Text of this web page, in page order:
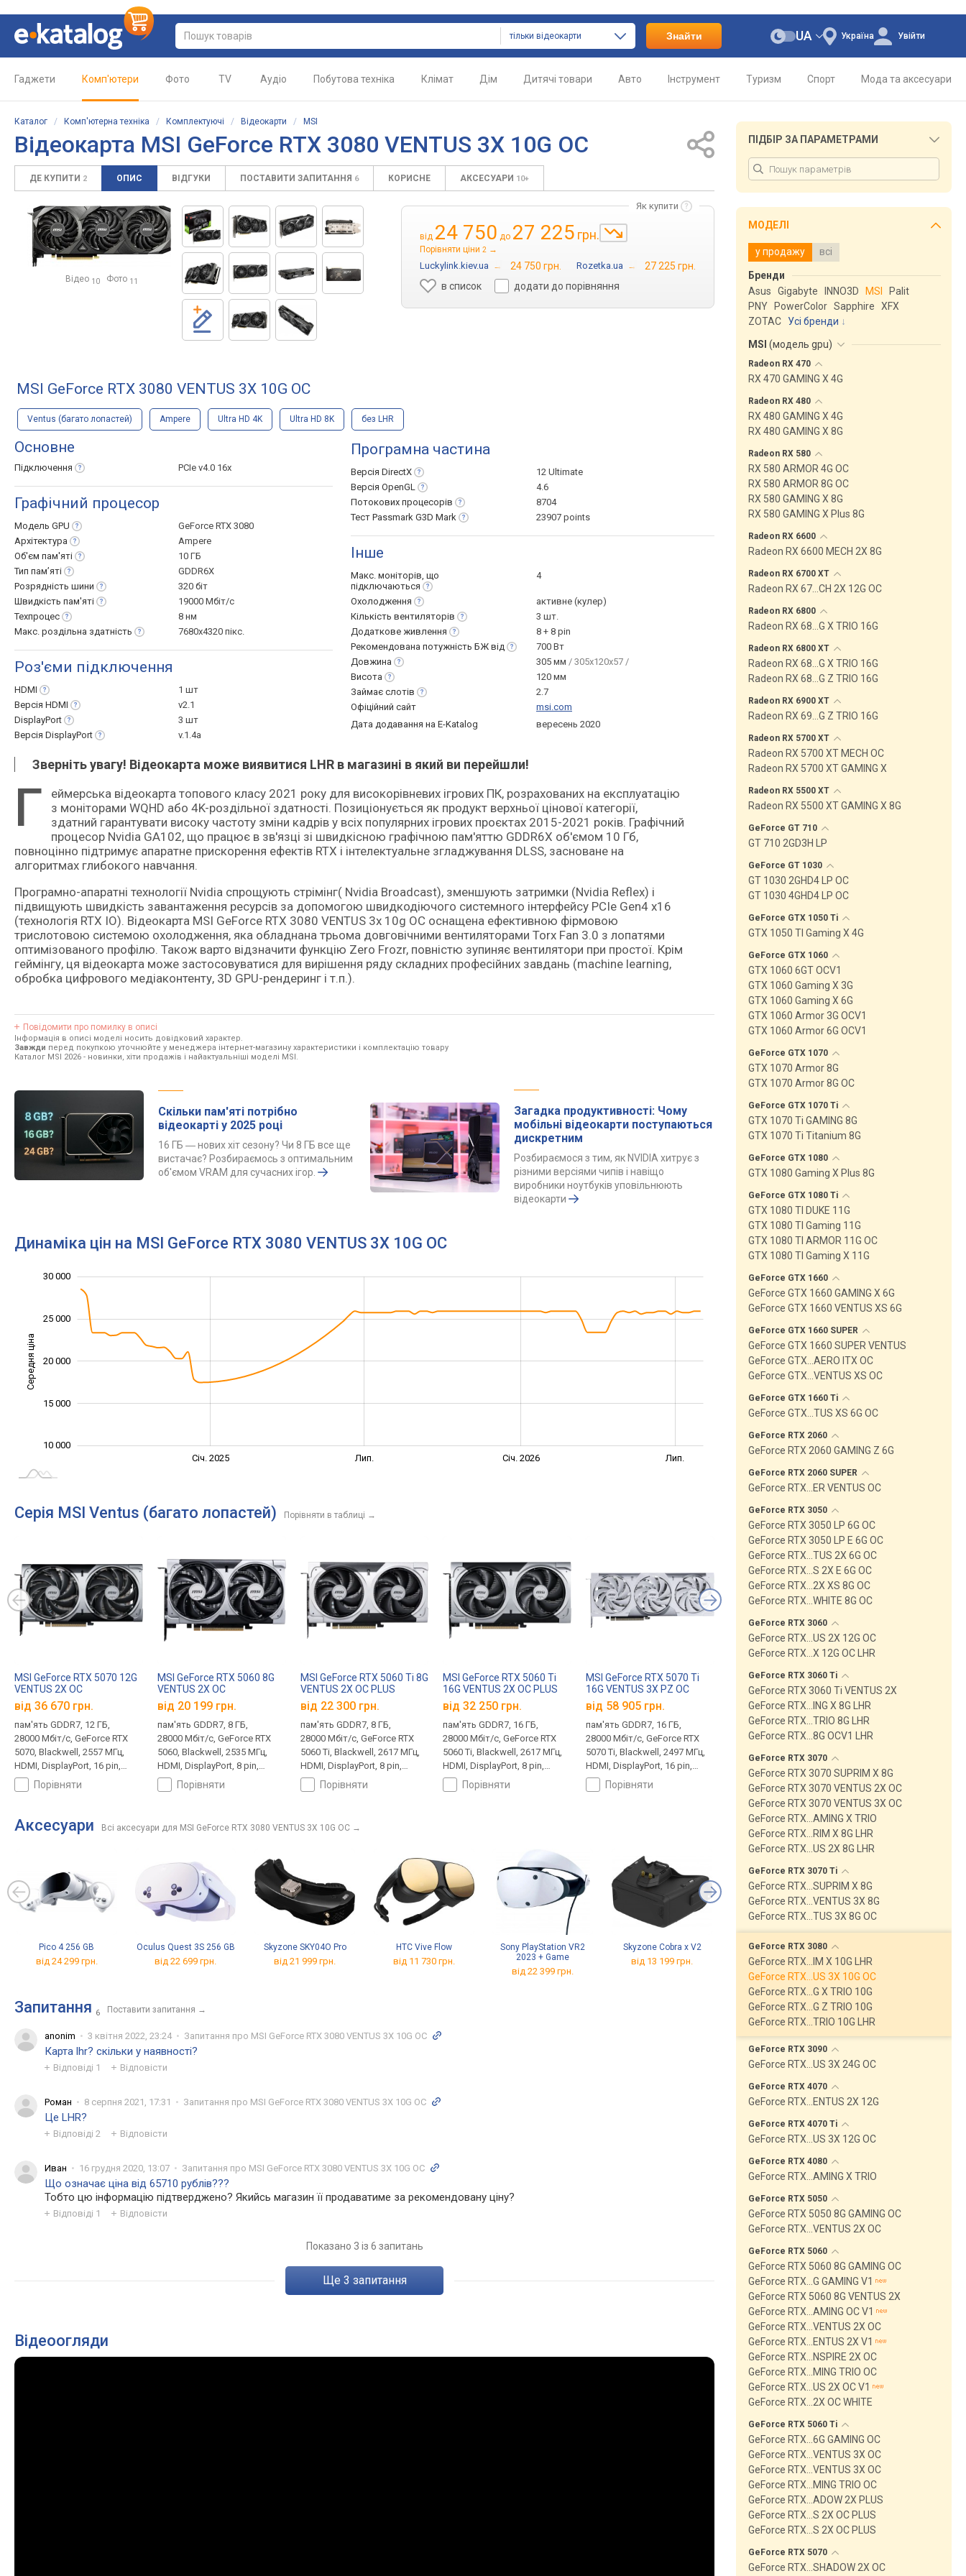
тільки відеокарти Знайти Україна
UA Увійти
Гаджети Комп'ютери Фото TV Аудіо Побутова техніка Клімат Дім Дитячі товари Авто Інструмент Туризм Спорт Мода та аксесуари
Каталог / Комп'ютерна техніка / Комплектуючі / Відеокарти / MSI
Відеокарта MSI GeForce RTX 3080 VENTUS 3X 10G OC
ДЕ КУПИТИ 2 ОПИС ВІДГУКИ ПОСТАВИТИ ЗАПИТАННЯ 6 КОРИСНЕ АКСЕСУАРИ 10+
Відео 10 Фото 11
Як купити
від 24 750 до 27 225 грн.
Порівняти ціни 2 →
Luckylink.kiev.ua → 24 750 грн. Rozetka.ua →
27 225 грн.
в список
додати до порівняння
MSI GeForce RTX 3080 VENTUS 3X 10G OC
Ventus (багато лопастей) Ampere Ultra HD 4K Ultra HD 8K без LHR
Основне
Підключення PCIe v4.0 16x
Графічний процесор
Модель GPU
GeForce RTX 3080
Архітектура
Ampere
Об'єм пам'яті
10 ГБ
Тип пам’яті
GDDR6X
Розрядність шини
320 біт
Швидкість пам'яті
19000 Мбіт/с
Техпроцес
8 нм
Макс. роздільна здатність 7680x4320 пікс.
Роз'єми підключення
HDMI
1 шт
Версія HDMI
v2.1
DisplayPort
3 шт
Версія DisplayPort v.1.4a
Програмна частина
Версія DirectX
12 Ultimate
Версія OpenGL
4.6
Потокових процесорів
8704
Тест Passmark G3D Mark 23907 points
Інше
Макс. моніторів, що
підключаються
4
Охолодження
активне (кулер)
Кількість вентиляторів
3 шт.
Додаткове живлення
8 + 8 pin
Рекомендована потужність БЖ від
700 Вт
Довжина
305 мм / 305x120x57 /
Висота
120 мм
Займає слотів
2.7
Офіційний сайт
msi.com
Дата додавання на E-Katalog
вересень 2020
Зверніть увагу! Відеокарта може виявитися LHR в магазині в який ви перейшли!
Г
еймерська відеокарта топового класу 2021 року для високорівневих ігрових ПК, розрахованих на експлуатацію
з моніторами WQHD або 4K-роздільної здатності. Позиціонується як продукт верхньої цінової категорії,
здатний гарантувати високу частоту зміни кадрів у всіх популярних ігрових проєктах 2015-2021 років. Графічний
процесор Nvidia GA102, що працює в зв'язці зі швидкісною графічною пам'яттю GDDR6X об'ємом 10 Гб,
повноцінно підтримує апаратне прискорення ефектів RTX і інтелектуальне згладжування DLSS, засноване на
алгоритмах глибокого навчання.
Програмно-апаратні технології Nvidia спрощують стрімінг( Nvidia Broadcast), зменшують затримки (Nvidia Reflex) і
підвищують швидкість завантаження ресурсів за допомогою швидкодіючого системного інтерфейсу PCIe Gen4 x16
(технологія RTX IO). Відеокарта MSI GeForce RTX 3080 VENTUS 3x 10g OC оснащена ефективною фірмовою
трислотовою системою охолодження, яка обладнана трьома довговічними вентиляторами Torx Fan 3.0 з лопатями
оптимізованого профілю. Також варто відзначити функцію Zero Frozr, повністю зупиняє вентилятори при простої. Крім
геймінгу, ця відеокарта може застосовуватися для вирішення ряду складних професійних завдань (machine learning,
обробка цифрового медіаконтенту, 3D GPU-рендеринг і т.п.).
Повідомити про помилку в описі
Інформація в описі моделі носить довідковий характер.
Завжди перед покупкою уточнюйте у менеджера інтернет-магазину характеристики і комплектацію товару
Каталог MSI 2026 - новинки, хіти продажів і найактуальніші моделі MSI.
Скільки пам'яті потрібно
відеокарті у 2025 році
16 ГБ ― нових хіт сезону? Чи 8 ГБ все ще
вистачає? Розбираємось з оптимальним
об'ємом VRAM для сучасних ігор.
Загадка продуктивності: Чому
мобільні відеокарти поступаються
дискретним
Розбираємося з тим, як NVIDIA хитрує з
різними версіями чипів і навіщо
виробники ноутбуків уповільнюють
відеокарти
Динаміка цін на MSI GeForce RTX 3080 VENTUS 3X 10G OC
Середня ціна 10 000
10 000
15 000
20 000
25 000
30 000
Січ. 2025 Лип. Січ. 2026 Лип.
Серія MSI Ventus (багато лопастей) Порівняти в таблиці →
MSI GeForce RTX 5070 12G
VENTUS 2X OC
від 36 670 грн.
пам'ять GDDR7, 12 ГБ,
28000 Мбіт/с, GeForce RTX
5070, Blackwell, 2557 МГц,
HDMI, DisplayPort, 16 pin,
250 Втпорівняти
MSI GeForce RTX 5060 8G
VENTUS 2X OC
від 20 199 грн.
пам'ять GDDR7, 8 ГБ,
28000 Мбіт/с, GeForce RTX
5060, Blackwell, 2535 МГц,
HDMI, DisplayPort, 8 pin,
145 Втпорівняти
MSI GeForce RTX 5060 Ti 8G
VENTUS 2X OC PLUS
від 22 300 грн.
пам'ять GDDR7, 8 ГБ,
28000 Мбіт/с, GeForce RTX
5060 Ti, Blackwell, 2617 МГц,
HDMI, DisplayPort, 8 pin,
180 Втпорівняти
MSI GeForce RTX 5060 Ti
16G VENTUS 2X OC PLUS
від 32 250 грн.
пам'ять GDDR7, 16 ГБ,
28000 Мбіт/с, GeForce RTX
5060 Ti, Blackwell, 2617 МГц,
HDMI, DisplayPort, 8 pin,
180 Втпорівняти
MSI GeForce RTX 5070 Ti
16G VENTUS 3X PZ OC
від 58 905 грн.
пам'ять GDDR7, 16 ГБ,
28000 Мбіт/с, GeForce RTX
5070 Ti, Blackwell, 2497 МГц,
HDMI, DisplayPort, 16 pin,
300 Вт, White Edition
порівняти
MSI GeForce RTX 3060 Ti
VENTUS 2X 8G OCV1 LHR
від 13 999 грн.
пам'ять GDDR6, 8 ГБ,
14000 Мбіт/с, GeForce RTX
3060 Ti, Ampere, 1695 МГц,
200 Втпорівняти
16G VENTUS 3X OC
28000 Мбіт/с,
300 Вт порівняти
Аксесуари Всі аксесуари для MSI GeForce RTX 3080 VENTUS 3X 10G OC →
Pico 4 256 GB
від 24 299 грн.
Oculus Quest 3S 256 GB
від 22 699 грн.
Skyzone SKY04O Pro
від 21 999 грн.
HTC Vive Flow
від 11 730 грн.
Sony PlayStation VR2
2023 + Game
від 22 399 грн.
Skyzone Cobra x V2
від 13 199 грн.
Oculus Quest 3 128 GB
від 18 839 грн. від 18 813 грн.
Запитання 6 Поставити запитання →
anonim 3 квітня 2022, 23:24 Запитання про MSI GeForce RTX 3080 VENTUS 3X 10G OC
Карта lhr? скільки у наявності?
Відповіді 1 Відповісти
Роман 8 серпня 2021, 17:31 Запитання про MSI GeForce RTX 3080 VENTUS 3X 10G OC
Це LHR?
Відповіді 2 Відповісти
Иван 16 грудня 2020, 13:07 Запитання про MSI GeForce RTX 3080 VENTUS 3X 10G OC
Що означає ціна від 65710 рублів???
Тобто цю інформацію підтверджено? Якийсь магазин її продаватиме за рекомендовану ціну?
Відповіді 1 Відповісти
Показано 3 із 6 запитань
ще 3 запитання
Відеоогляди
ПІДБІР ЗА ПАРАМЕТРАМИ
МОДЕЛІ
у продажу всі
Бренди
Asus
Gigabyte INNO3D MSI
Palit
PNY
PowerColor Sapphire
XFX
ZOTAC
Усі бренди
MSI (модель gpu)
Radeon RX 470
RX 470 GAMING X 4G
Radeon RX 480
RX 480 GAMING X 4G
RX 480 GAMING X 8G
Radeon RX 580
RX 580 ARMOR 4G OC
RX 580 ARMOR 8G OC
RX 580 GAMING X 8G
RX 580 GAMING X Plus 8G
Radeon RX 6600
Radeon RX 6600 MECH 2X 8G
Radeon RX 6700 XT
Radeon RX 67…CH 2X 12G OC
Radeon RX 6800
Radeon RX 68…G X TRIO 16G
Radeon RX 6800 XT
Radeon RX 68…G X TRIO 16G
Radeon RX 68…G Z TRIO 16G
Radeon RX 6900 XT
Radeon RX 69…G Z TRIO 16G
Radeon RX 5700 XT
Radeon RX 5700 XT MECH OC
Radeon RX 5700 XT GAMING X
Radeon RX 5500 XT
Radeon RX 5500 XT GAMING X 8G
GeForce GT 710
GT 710 2GD3H LP
GeForce GT 1030
GT 1030 2GHD4 LP OC
GT 1030 4GHD4 LP OC
GeForce GTX 1050 Ti
GTX 1050 TI Gaming X 4G
GeForce GTX 1060
GTX 1060 6GT OCV1
GTX 1060 Gaming X 3G
GTX 1060 Gaming X 6G
GTX 1060 Armor 3G OCV1
GTX 1060 Armor 6G OCV1
GeForce GTX 1070
GTX 1070 Armor 8G
GTX 1070 Armor 8G OC
GeForce GTX 1070 Ti
GTX 1070 Ti GAMING 8G
GTX 1070 Ti Titanium 8G
GeForce GTX 1080
GTX 1080 Gaming X Plus 8G
GeForce GTX 1080 Ti
GTX 1080 TI DUKE 11G
GTX 1080 TI Gaming 11G
GTX 1080 TI ARMOR 11G OC
GTX 1080 TI Gaming X 11G
GeForce GTX 1660
GeForce GTX 1660 GAMING X 6G
GeForce GTX 1660 VENTUS XS 6G
GeForce GTX 1660 SUPER
GeForce GTX 1660 SUPER VENTUS
GeForce GTX…AERO ITX OC
GeForce GTX…VENTUS XS OC
GeForce GTX 1660 Ti
GeForce GTX…TUS XS 6G OC
GeForce RTX 2060
GeForce RTX 2060 GAMING Z 6G
GeForce RTX 2060 SUPER
GeForce RTX…ER VENTUS OC
GeForce RTX 3050
GeForce RTX 3050 LP 6G OC
GeForce RTX 3050 LP E 6G OC
GeForce RTX…TUS 2X 6G OC
GeForce RTX…S 2X E 6G OC
GeForce RTX…2X XS 8G OC
GeForce RTX…WHITE 8G OC
GeForce RTX 3060
GeForce RTX…US 2X 12G OC
GeForce RTX…X 12G OC LHR
GeForce RTX 3060 Ti
GeForce RTX 3060 Ti VENTUS 2X
GeForce RTX…ING X 8G LHR
GeForce RTX…TRIO 8G LHR
GeForce RTX…8G OCV1 LHR
GeForce RTX 3070
GeForce RTX 3070 SUPRIM X 8G
GeForce RTX 3070 VENTUS 2X OC
GeForce RTX 3070 VENTUS 3X OC
GeForce RTX…AMING X TRIO
GeForce RTX…RIM X 8G LHR
GeForce RTX…US 2X 8G LHR
GeForce RTX 3070 Ti
GeForce RTX…SUPRIM X 8G
GeForce RTX…VENTUS 3X 8G
GeForce RTX…TUS 3X 8G OC
GeForce RTX 3080
GeForce RTX…IM X 10G LHR
GeForce RTX…US 3X 10G OC
GeForce RTX…G X TRIO 10G
GeForce RTX…G Z TRIO 10G
GeForce RTX…TRIO 10G LHR
GeForce RTX 3090
GeForce RTX…US 3X 24G OC
GeForce RTX 4070
GeForce RTX…ENTUS 2X 12G
GeForce RTX 4070 Ti
GeForce RTX…US 3X 12G OC
GeForce RTX 4080
GeForce RTX…AMING X TRIO
GeForce RTX 5050
GeForce RTX 5050 8G GAMING OC
GeForce RTX…VENTUS 2X OC
GeForce RTX 5060
GeForce RTX 5060 8G GAMING OC
GeForce RTX…G GAMING V1
GeForce RTX 5060 8G VENTUS 2X
GeForce RTX…AMING OC V1
GeForce RTX…VENTUS 2X OC
GeForce RTX…ENTUS 2X V1
GeForce RTX…NSPIRE 2X OC
GeForce RTX…MING TRIO OC
GeForce RTX…US 2X OC V1
GeForce RTX…2X OC WHITE
GeForce RTX 5060 Ti
GeForce RTX…6G GAMING OC
GeForce RTX…VENTUS 3X OC
GeForce RTX…VENTUS 3X OC
GeForce RTX…MING TRIO OC
GeForce RTX…ADOW 2X PLUS
GeForce RTX…S 2X OC PLUS
GeForce RTX…S 2X OC PLUS
GeForce RTX 5070
GeForce RTX…SHADOW 2X OC